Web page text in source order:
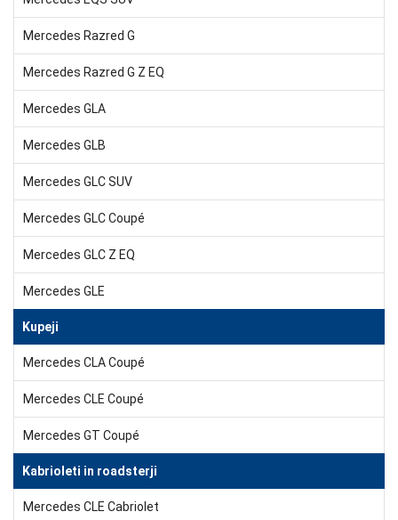
Mercedes Razred G
Mercedes Razred G Z EQ
Mercedes GLA
Mercedes GLB
Mercedes GLC SUV
Mercedes GLC Coupé
Mercedes GLC Z EQ
Mercedes GLE
Kupeji
Mercedes CLA Coupé
Mercedes CLE Coupé
Mercedes GT Coupé
Kabrioleti in roadsterji
Mercedes CLE Cabriolet